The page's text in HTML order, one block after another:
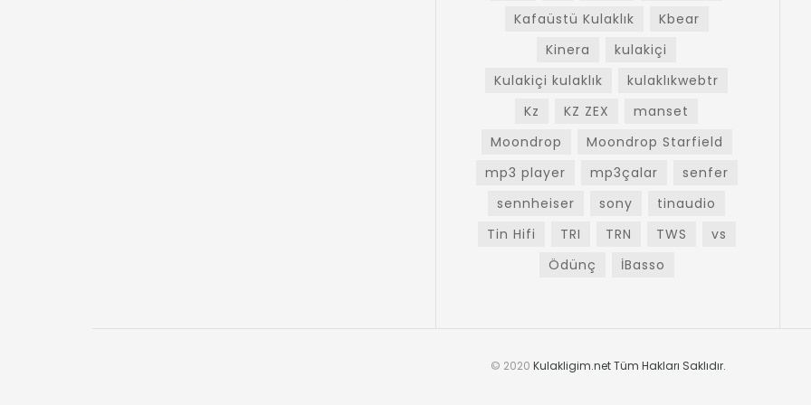
Kafaüstü Kulaklık
Kbear
Kinera
kulakiçi
Kulakiçi kulaklık
kulaklıkwebtr
Kz
KZ ZEX
manset
Moondrop
Moondrop Starfield
mp3 player
mp3çalar
senfer
sennheiser
sony
tinaudio
Tin Hifi
TRI TRN TWS
vs
Ödünç
İBasso
© 2020 Kulakligim.net Tüm Hakları Saklıdır.